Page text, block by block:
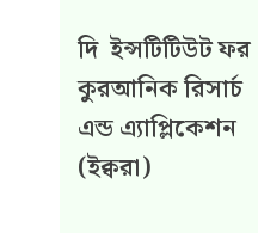
দি ইন্সটিটিউট ফর
কুরআনিক রিসার্চ
এন্ড এ্যাপ্লিকেশন
(ইক্বরা)